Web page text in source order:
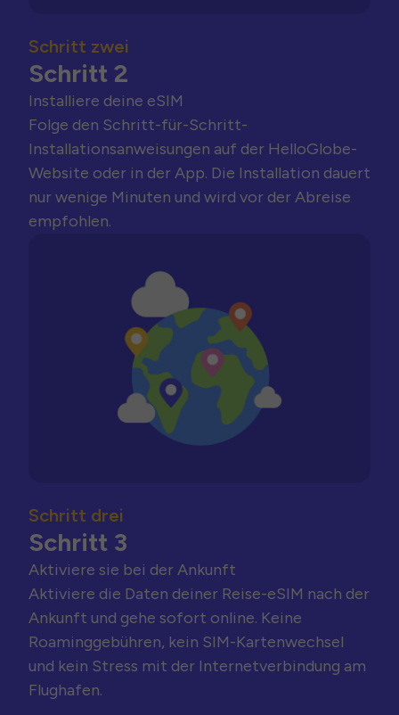
Schritt zwei
Schritt 2
Installiere deine eSIM
Folge den Schritt-für-Schritt-
Installationsanweisungen auf der HelloGlobe-
Website oder in der App. Die Installation dauert
nur wenige Minuten und wird vor der Abreise
empfohlen.
Schritt drei
Schritt 3
Aktiviere sie bei der Ankunft
Aktiviere die Daten deiner Reise-eSIM nach der
Ankunft und gehe sofort online. Keine
Roaminggebühren, kein SIM-Kartenwechsel
und kein Stress mit der Internetverbindung am
Flughafen.